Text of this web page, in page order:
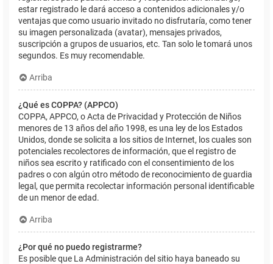
estar registrado le dará acceso a contenidos adicionales y/o
ventajas que como usuario invitado no disfrutaría, como tener
su imagen personalizada (avatar), mensajes privados,
suscripción a grupos de usuarios, etc. Tan solo le tomará unos
segundos. Es muy recomendable.
Arriba
¿Qué es COPPA? (APPCO)
COPPA, APPCO, o Acta de Privacidad y Protección de Niños
menores de 13 años del año 1998, es una ley de los Estados
Unidos, donde se solicita a los sitios de Internet, los cuales son
potenciales recolectores de información, que el registro de
niños sea escrito y ratificado con el consentimiento de los
padres o con algún otro método de reconocimiento de guardia
legal, que permita recolectar información personal identificable
de un menor de edad.
Arriba
¿Por qué no puedo registrarme?
Es posible que La Administración del sitio haya baneado su